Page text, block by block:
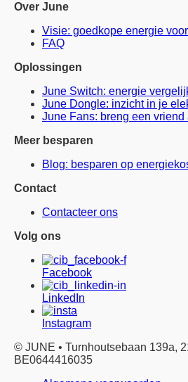
Over June
Visie: goedkope energie
FAQ
Oplossingen
June Switch: energie
June Dongle: inzicht in je
June Fans: breng een vriend
Meer besparen
Blog: besparen op
Contact
Contacteer ons
Volg ons
Facebook
LinkedIn
Instagram
© JUNE • Turnhoutsebaan 139a,
BE0644416035